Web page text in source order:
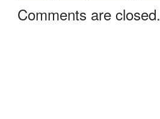
Comments are closed.